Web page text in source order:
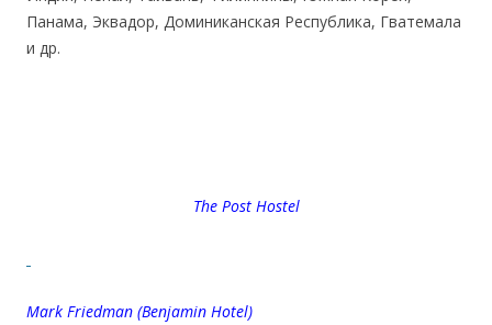
Панама, Эквадор, Доминиканская Республика, Гватемала
и др.
The Post Hostel
Mark Friedman (Benjamin Hotel)